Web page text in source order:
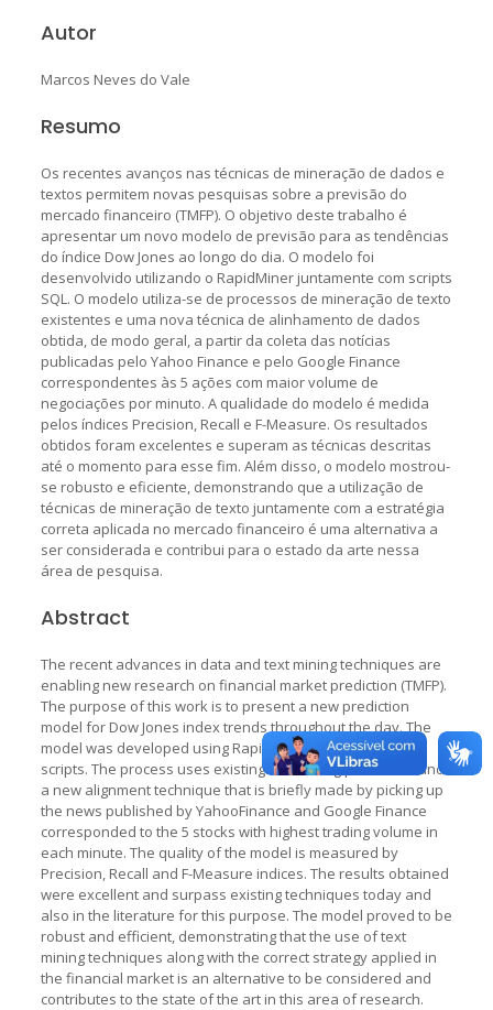
Autor
Marcos Neves do Vale
Resumo
Os recentes avanços nas técnicas de mineração de dados e
textos permitem novas pesquisas sobre a previsão do
mercado financeiro (TMFP). O objetivo deste trabalho é
apresentar um novo modelo de previsão para as tendências
do índice Dow Jones ao longo do dia. O modelo foi
desenvolvido utilizando o RapidMiner juntamente com scripts
SQL. O modelo utiliza-se de processos de mineração de texto
existentes e uma nova técnica de alinhamento de dados
obtida, de modo geral, a partir da coleta das notícias
publicadas pelo Yahoo Finance e pelo Google Finance
correspondentes às 5 ações com maior volume de
negociações por minuto. A qualidade do modelo é medida
pelos índices Precision, Recall e F-Measure. Os resultados
obtidos foram excelentes e superam as técnicas descritas
até o momento para esse fim. Além disso, o modelo mostrou-
se robusto e eficiente, demonstrando que a utilização de
técnicas de mineração de texto juntamente com a estratégia
correta aplicada no mercado financeiro é uma alternativa a
ser considerada e contribui para o estado da arte nessa
área de pesquisa.
Abstract
The recent advances in data and text mining techniques are
enabling new research on financial market prediction (TMFP).
The purpose of this work is to present a new prediction
model for Dow Jones index trends throughout the day. The
model was developed using RapidMiner along with SQL
scripts. The process uses existing text mining processes and
a new alignment technique that is briefly made by picking up
the news published by YahooFinance and Google Finance
corresponded to the 5 stocks with highest trading volume in
each minute. The quality of the model is measured by
Precision, Recall and F-Measure indices. The results obtained
were excellent and surpass existing techniques today and
also in the literature for this purpose. The model proved to be
robust and efficient, demonstrating that the use of text
mining techniques along with the correct strategy applied in
the financial market is an alternative to be considered and
contributes to the state of the art in this area of research.